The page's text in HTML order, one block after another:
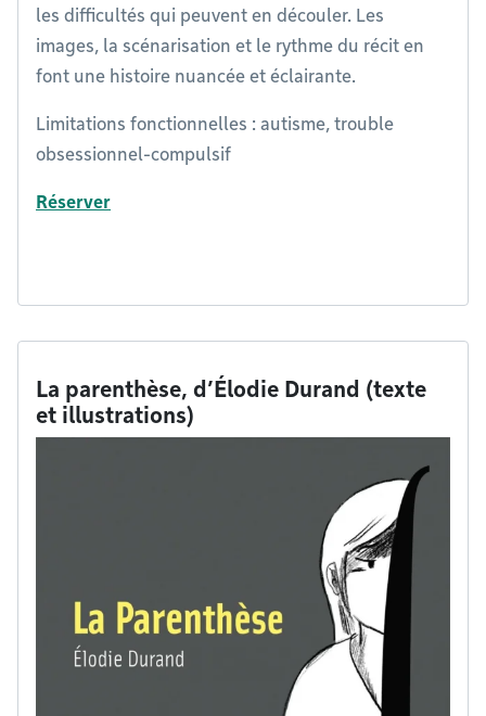
les difficultés qui peuvent en découler. Les
images, la scénarisation et le rythme du récit en
font une histoire nuancée et éclairante.
Limitations fonctionnelles : autisme, trouble
obsessionnel-compulsif
Réserver
La parenthèse, d’Élodie Durand (texte
et illustrations)